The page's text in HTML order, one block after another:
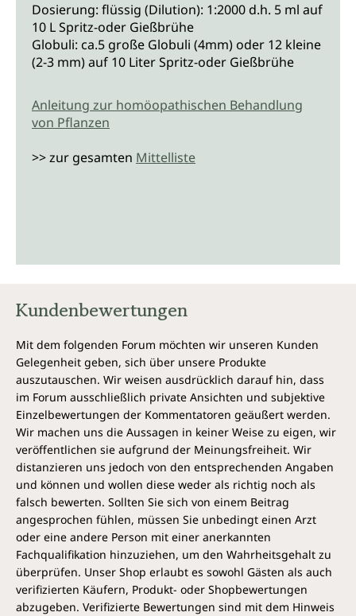
Dosierung: flüssig (Dilution): 1:2000 d.h. 5 ml auf
10 L Spritz-oder Gießbrühe
Globuli: ca.5 große Globuli (4mm) oder 12 kleine
(2-3 mm) auf 10 Liter Spritz-oder Gießbrühe
Anleitung zur homöopathischen Behandlung
von Pflanzen
>> zur gesamten Mittelliste
Kundenbewertungen
Mit dem folgenden Forum möchten wir unseren Kunden
Gelegenheit geben, sich über unsere Produkte
auszutauschen. Wir weisen ausdrücklich darauf hin, dass
im Forum ausschließlich private Ansichten und subjektive
Einzelbewertungen der Kommentatoren geäußert werden.
Wir machen uns die Aussagen in keiner Weise zu eigen, wir
veröffentlichen sie aufgrund der Meinungsfreiheit. Wir
distanzieren uns jedoch von den entsprechenden Angaben
und können und wollen diese weder als richtig noch als
falsch bewerten. Sollten Sie sich von einem Beitrag
angesprochen fühlen, müssen Sie unbedingt einen Arzt
oder eine andere Person mit einer anerkannten
Fachqualifikation hinzuziehen, um den Wahrheitsgehalt zu
überprüfen. Unser Shop erlaubt es sowohl Gästen als auch
verifizierten Käufern, Produkt- oder Shopbewertungen
abzugeben. Verifizierte Bewertungen sind mit dem Hinweis